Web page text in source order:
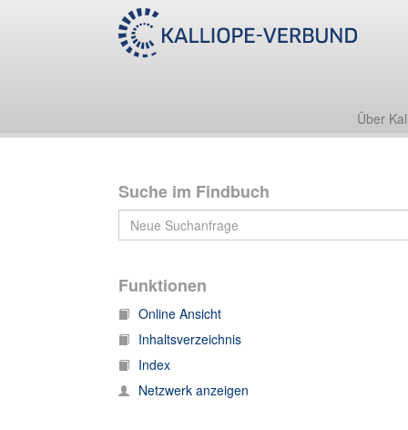
Über
Suche im Findbuch
Funktionen
Online Ansicht
Inhaltsverzeichnis
Index
Netzwerk anzeigen
Nachlass Karl Wilhelm Bücher
Nachlass Karl Bücher 181